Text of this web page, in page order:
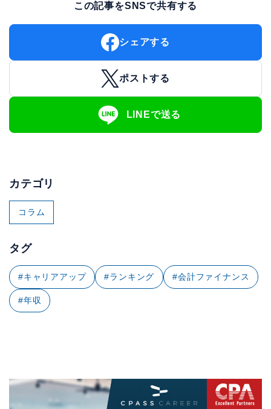
この記事をSNSで共有する
シェアする
ポストする
LINEで送る
カテゴリ
コラム
タグ
#キャリアアップ #ランキング #会計ファイナンス
#年収